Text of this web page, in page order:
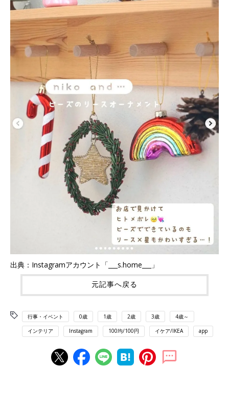
出典：Instagramアカウント「___s.home___」
元記事へ戻る
行事・イベント 0歳 1歳 2歳 3歳 4歳～
インテリア Instagram 100均/100円 イケア/IKEA app